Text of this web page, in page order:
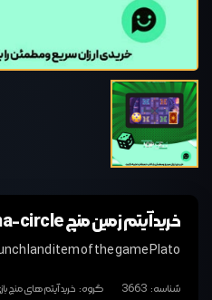
خرید آیتم زمین منچ Arcana-circle بازی پلاتو
land item of the game Plato
شناسه: 3663 گروه: خرید آیتم های منچ